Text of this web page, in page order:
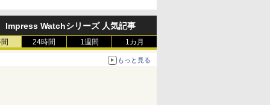
Impress Watchシリーズ 人気記事
24時間 1週間 1カ月
もっと見る